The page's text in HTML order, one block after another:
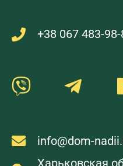
+38 067 483-98-
info@dom-